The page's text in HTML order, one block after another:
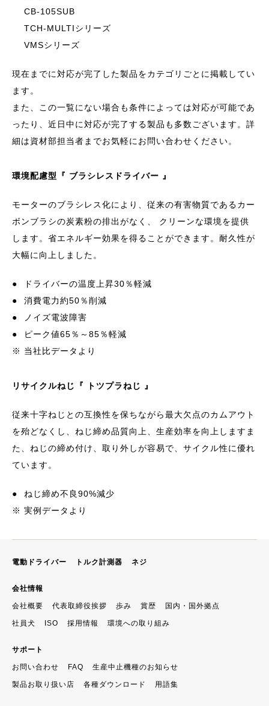
CB-105SUB
TCH-MULTIシリーズ
VMSシリーズ
現在までに対応が完了した製品をカテゴリごとに掲載してい
ます。
また、この一覧にない場合も条件によっては対応が可能であ
ったり、近日中に対応が完了する製品も多数ございます。詳
細は資材部担当者までお気軽にお問い合わせください。
環境配慮型『 ブラシレスドライバー 』
モーターのブラシレス化により、従来の有害物質であるカー
ボンブラシの炭素粉の排出がなく、 クリーンな環境を提供
します。省エネルギー効果を得ることができます。耐久性が
大幅に向上しました。
●
ドライバーの温度上昇30％軽減
●
消費電力約50％削減
●
ノイズ電波障害
●
ピーク値65％～85％軽減
※ 当社比データより
リサイクルねじ『 トツプラねじ 』
従来十字ねじとの互換性を保ちながら最大欠点のカムアウト
を殆どなくし、ねじ締め品質向上、生産効率を向上しますま
た、ねじの締め付け、取り外しが容易で、サイクル性に優れ
ています。
●
ねじ締め不良90%減少
※ 実例データより
電動ドライバー トルク計測器 ネジ
会社情報
会社概要 代表取締役挨拶 歩み 賞歴 国内・国外拠点
社員犬 ISO 採用情報 環境への取り組み
サポート
お問い合わせ FAQ 生産中止機種のお知らせ
製品お取り扱い店 各種ダウンロード 用語集